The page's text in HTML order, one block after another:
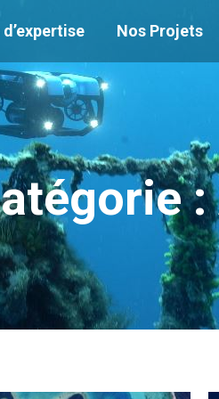
Nos Projets
: